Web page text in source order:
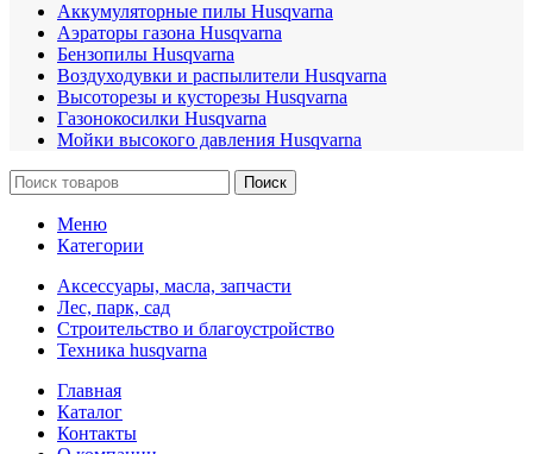
Аккумуляторные пилы Husqvarna
Аэраторы газона Husqvarna
Бензопилы Husqvarna
Воздуходувки и распылители Husqvarna
Высоторезы и кусторезы Husqvarna
Газонокосилки Husqvarna
Мойки высокого давления Husqvarna
Поиск
Меню
Категории
Аксессуары, масла, запчасти
Лес, парк, сад
Строительство и благоустройство
Техника husqvarna
Главная
Каталог
Контакты